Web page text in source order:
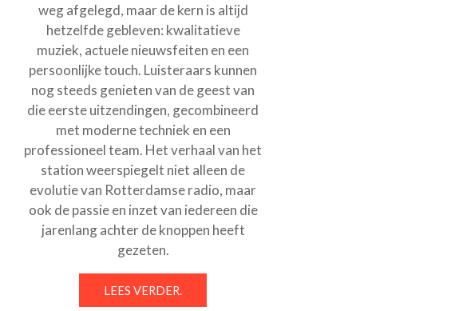
weg afgelegd, maar de kern is altijd
hetzelfde gebleven: kwalitatieve
muziek, actuele nieuwsfeiten en een
persoonlijke touch. Luisteraars kunnen
nog steeds genieten van de geest van
die eerste uitzendingen, gecombineerd
met moderne techniek en een
professioneel team. Het verhaal van het
station weerspiegelt niet alleen de
evolutie van Rotterdamse radio, maar
ook de passie en inzet van iedereen die
jarenlang achter de knoppen heeft
gezeten.
LEES VERDER.